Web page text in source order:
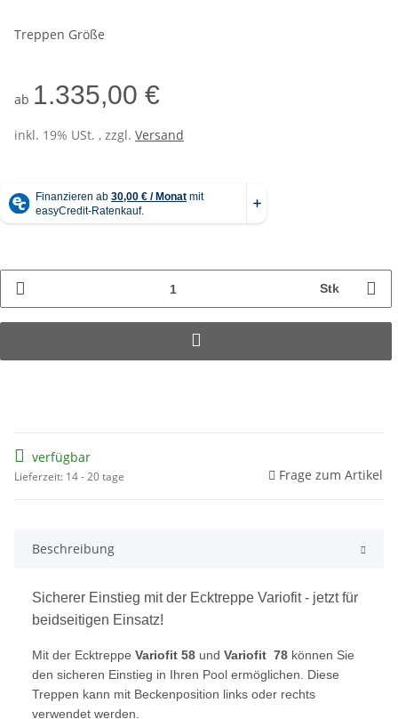
Treppen Größe
ab 1.335,00 €
inkl. 19% USt. , zzgl. Versand
Stk
verfügbar
Lieferzeit: 14 - 20 tage Frage zum Artikel
Beschreibung
Sicherer Einstieg mit der Ecktreppe Variofit - jetzt für
beidseitigen Einsatz!
Mit der Ecktreppe Variofit 58 und Variofit 78 können Sie
den sicheren Einstieg in Ihren Pool ermöglichen. Diese
Treppen kann mit Beckenposition links oder rechts
verwendet werden.